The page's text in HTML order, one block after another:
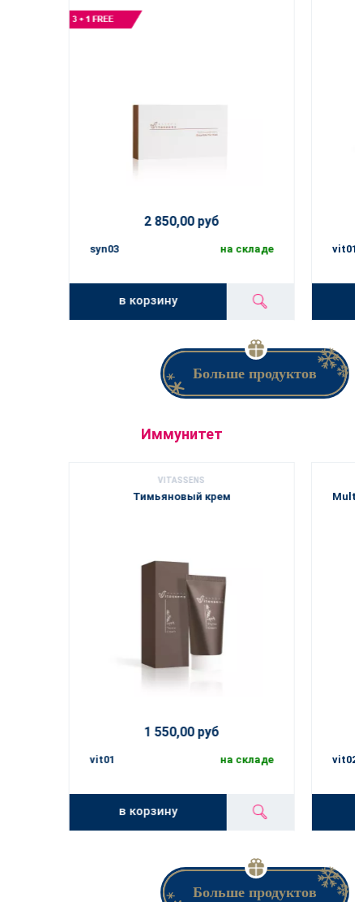
2 850,00 руб
syn03 на складе
в корзину
vit01
Больше продуктов
Иммунитет
VITASSENS
Тимьяновый крем
1 550,00 руб
vit01 на складе
в корзину
vit02
Больше продуктов